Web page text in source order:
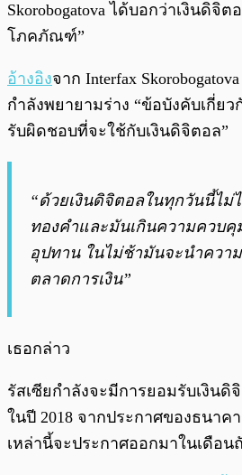
Skorobogatova ได้บอกว่าเงินดิจิต
โภคภัณฑ์”
อ้างอิงจาก Interfax
กำลังพยายามร่าง “ข้อบังคับเกี่ย
รับผิดชอบที่จะใช้กับเงินดิจิตอล”
“ด้วยเงินดิจิตอลในทุกวันนี้ไม่
ทองคำและมันเกินความควบ
อุปทาน ในไม่ช้ามันจะนำควา
ตลาดการเงิน”
เธอกล่าว
รัสเซียกำลังจะมีการยอมรับเงินดิ
ในปี 2018 จากประกาศของธนาค
เหล่านี้จะประกาศออกมาในเดือน